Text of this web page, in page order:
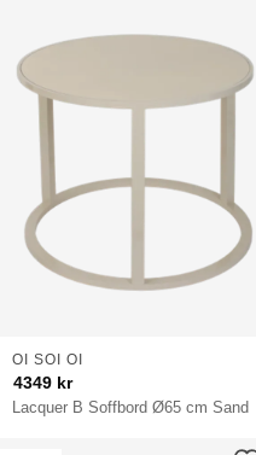
Lacquer B Soffbord Ø65 cm Sand
OI SOI OI
4349 kr